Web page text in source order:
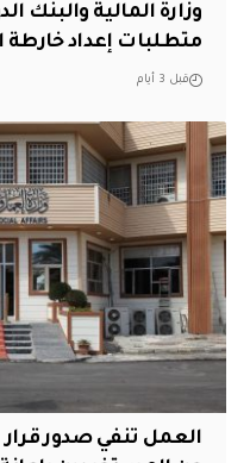
وزارة المالية والبنك
متطلبات إعداد خارطة
قبل 3 أيام
العمل تنفي صدور